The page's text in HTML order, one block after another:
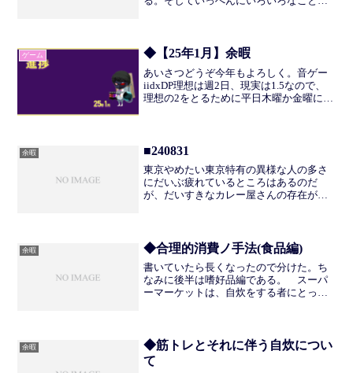
らべて味はおちてしまうが（...
ゲーム ◆【25年1月】余暇
あいさつどうぞ今年もよろしく。音ゲー
iidxDP理想は週2日、現実は1.5なので、
理想の2をとるために平日木曜か金曜に時
おっつ...
余暇 ■240831
東京やめたい東京特有の異様な人の多さ
にだいぶ疲れているところはあるのだ
が、だいすきなカレー屋さんの存在があ
は、という結論にいきつくが...
余暇 ◆合理的消費ノ手法(食品編)
書いていたら長くなったので分けた。ち
なみに後半は嗜好品編である。 スーパ
ーマーケットは、自炊をする者にとって
う。幼い頃、レジ前にあるお...
余暇
◆筋トレとそれに伴う自炊につい
て